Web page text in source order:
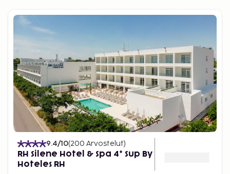
9.4/10(200 Arvostelut)
RH Silene Hotel & Spa 4* Sup By
Hoteles RH